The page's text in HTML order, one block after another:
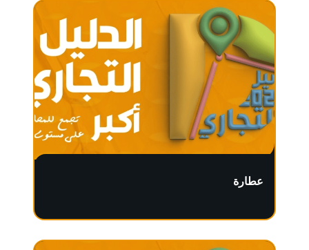
عطارة